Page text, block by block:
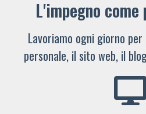
L'impegno
Lavoriamo ogni giorno
personale, il sito web, il